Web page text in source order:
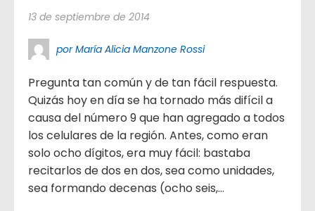
13 de septiembre de 2014
por María Alicia Manzone Rossi
Pregunta tan común y de tan fácil respuesta.
Quizás hoy en día se ha tornado más difícil a
causa del número 9 que han agregado a todos
los celulares de la región. Antes, como eran
solo ocho dígitos, era muy fácil: bastaba
recitarlos de dos en dos, sea como unidades,
sea formando decenas (ocho seis,...